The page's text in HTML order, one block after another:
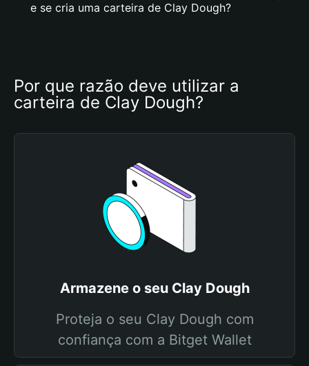
e se cria uma carteira de Clay Dough?
Por que razão deve utilizar a
carteira de Clay Dough?
Armazene o seu Clay Dough
Proteja o seu Clay Dough com
confiança com a Bitget Wallet